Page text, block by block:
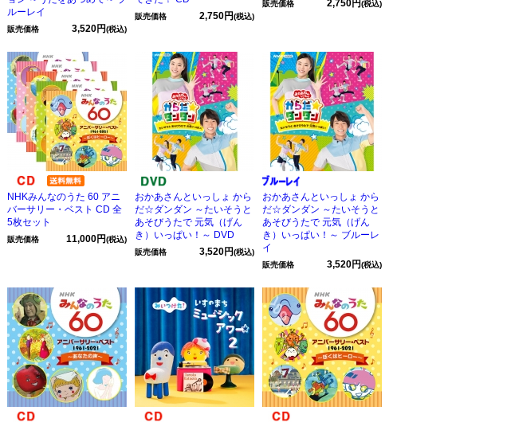
ルーレイ
販売価格 3,520円(税込)
販売価格 2,750円(税込)
販売価格 2,750円(税込)
NHKみんなのうた 60 アニ
バーサリー・ベスト CD 全
5枚セット
販売価格 11,000円(税込)
おかあさんといっしょ から
だ☆ダンダン ～たいそうと
あそびうたで 元気（げん
き）いっぱい！～ DVD
販売価格 3,520円(税込)
おかあさんといっしょ から
だ☆ダンダン ～たいそうと
あそびうたで 元気（げん
き）いっぱい！～ ブルーレ
イ
販売価格 3,520円(税込)